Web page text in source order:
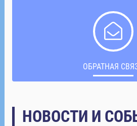
ОБРАТНАЯ
НОВОСТИ И